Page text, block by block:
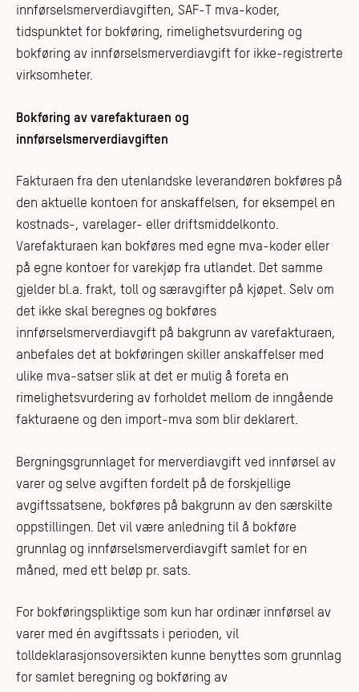
innførselsmerverdiavgiften, SAF-T mva-koder,
tidspunktet for bokføring, rimelighetsvurdering og
bokføring av innførselsmerverdiavgift for ikke-registrerte
virksomheter.
Bokføring av varefakturaen og
innførselsmerverdiavgiften
Fakturaen fra den utenlandske leverandøren bokføres på
den aktuelle kontoen for anskaffelsen, for eksempel en
kostnads-, varelager- eller driftsmiddelkonto.
Varefakturaen kan bokføres med egne mva-koder eller
på egne kontoer for varekjøp fra utlandet. Det samme
gjelder bl.a. frakt, toll og særavgifter på kjøpet. Selv om
det ikke skal beregnes og bokføres
innførselsmerverdiavgift på bakgrunn av varefakturaen,
anbefales det at bokføringen skiller anskaffelser med
ulike mva-satser slik at det er mulig å foreta en
rimelighetsvurdering av forholdet mellom de inngående
fakturaene og den import-mva som blir deklarert.
Bergningsgrunnlaget for merverdiavgift ved innførsel av
varer og selve avgiften fordelt på de forskjellige
avgiftssatsene, bokføres på bakgrunn av den særskilte
oppstillingen. Det vil være anledning til å bokføre
grunnlag og innførselsmerverdiavgift samlet for en
måned, med ett beløp pr. sats.
For bokføringspliktige som kun har ordinær innførsel av
varer med én avgiftssats i perioden, vil
tolldeklarasjonsoversikten kunne benyttes som grunnlag
for samlet beregning og bokføring av